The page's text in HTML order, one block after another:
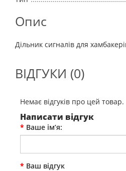
Опис
Дільник сигналів для
ВІДГУКИ (0)
Немає відгуків про цей товар.
Написати відгук
Ваше ім’я:
Ваш відгук